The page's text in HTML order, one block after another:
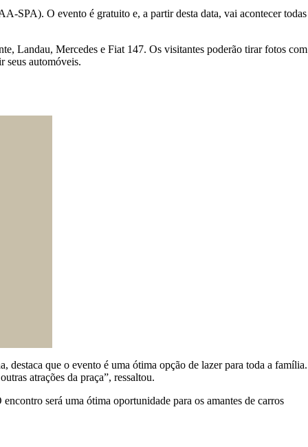
SPA). O evento é gratuito e, a partir desta data, vai acontecer todas
Landau, Mercedes e Fiat 147. Os visitantes poderão tirar fotos com
seus automóveis.
que o evento é uma ótima opção de lazer para toda a família.
atrações da praça”, ressaltou.
será uma ótima oportunidade para os amantes de carros